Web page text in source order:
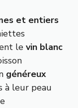
et entiers
le vin blanc
généreux
à leur peau